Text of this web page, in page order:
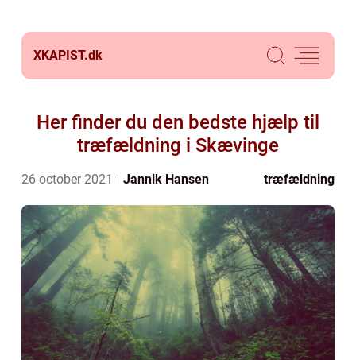
XKAPIST.dk
Her finder du den bedste hjælp til
træfældning i Skævinge
26 october 2021 Jannik Hansen træfældning